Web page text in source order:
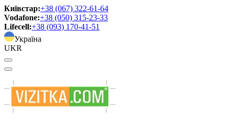
Київстар:+38 (067) 322-61-64
Vodafone:+38 (050) 315-23-33
Lifecell:+38 (093) 170-41-51
Україна
UKR